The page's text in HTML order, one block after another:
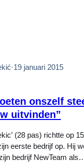
·19 januari 2015
onszelf
uitvinden”
(28 pas) richtte op
eerste bedrijf op. Hij
bedrijf NewTeam als